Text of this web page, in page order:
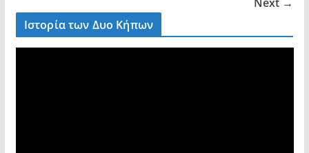
Ιστορία των Δυο Κήπων